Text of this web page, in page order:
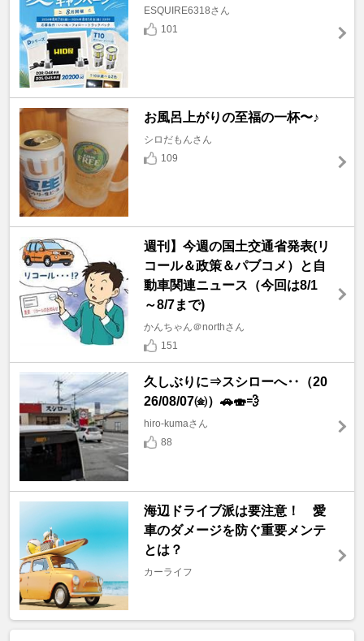
ESQUIRE6318さん
101
お風呂上がりの至福の一杯〜♪
シロだもんさん
109
週刊】今週の国土交通省発表(リ
コール＆政策＆パブコメ）と自
動車関連ニュース（今回は8/1
～8/7まで)
かんちゃん＠northさん
151
久しぶりに⇒スシローへ‥（20
26/08/07㈮）🚗🍣💨
hiro-kumaさん
88
海辺ドライブ派は要注意！ 愛
車のダメージを防ぐ重要メンテ
とは？
カーライフ